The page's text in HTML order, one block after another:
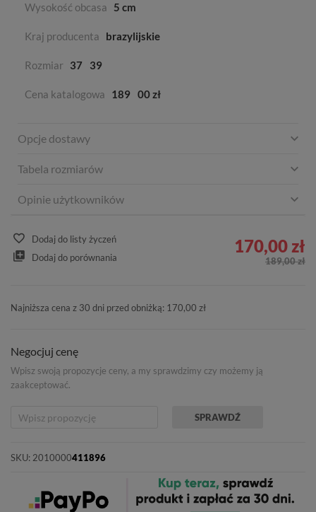
Wysokość obcasa 5 cm
Kraj producenta brazylijskie
Rozmiar 37 39
Cena katalogowa 189 00 zł
Opcje dostawy
Tabela rozmiarów
Opinie użytkowników
Dodaj do listy życzeń
Dodaj do porównania
170,00 zł
189,00 zł
Najniższa cena z 30 dni przed obniżką: 170,00 zł
Negocjuj cenę
Wpisz swoją propozycje ceny, a my sprawdzimy czy możemy ją
zaakceptować.
SPRAWDŹ
SKU: 2010000411896